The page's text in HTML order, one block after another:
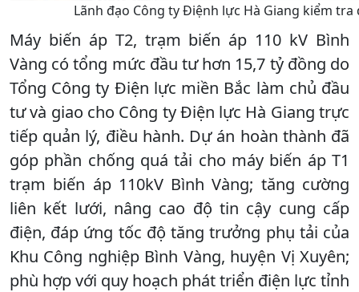
Lãnh đạo Công ty Điệnh lực Hà Giang kiểm
Máy biến áp T2, trạm biến áp 110 kV Bình
Vàng có tổng mức đầu tư hơn 15,7 tỷ đồng do
Tổng Công ty Điện lực miền Bắc làm chủ đầu
tư và giao cho Công ty Điện lực Hà Giang trực
tiếp quản lý, điều hành. Dự án hoàn thành đã
góp phần chống quá tải cho máy biến áp T1
trạm biến áp 110kV Bình Vàng; tăng cường
liên kết lưới, nâng cao độ tin cậy cung cấp
điện, đáp ứng tốc độ tăng trưởng phụ tải của
Khu Công nghiệp Bình Vàng, huyện Vị Xuyên;
phù hợp với quy hoạch phát triển điện lực tỉnh